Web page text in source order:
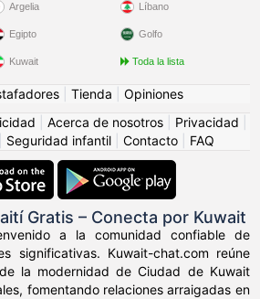
Argelia
Egipto
Kuwait
Líbano
Golfo
Toda la lista
Tienda
Opiniones
Acerca de nosotros Privacidad
Seguridad infantil Contacto FAQ
Gratis – Conecta por Kuwait
a la comunidad confiable de
significativas. Kuwait-chat.com reúne
la modernidad de Ciudad de Kuwait
fomentando relaciones arraigadas en